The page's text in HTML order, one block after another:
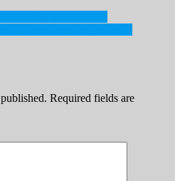
Required fields are